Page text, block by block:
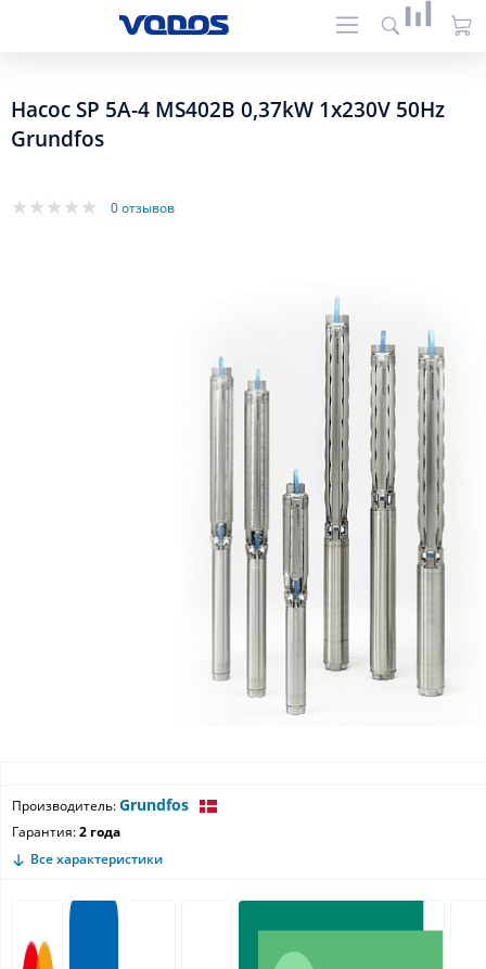
Насос SP 5A-4 MS402В 0,37kW 1x230V 50Hz
Grundfos
0 отзывов
Производитель:Grundfos
Гарантия:2 года
Все характеристики